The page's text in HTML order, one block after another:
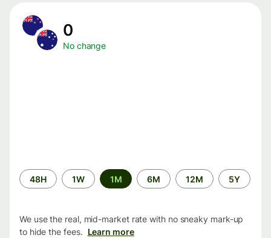
0
No change
Time
period
48H 1W 1M 6M 12M 5Y
We use the real, mid-market rate with no sneaky mark-up
to hide the fees. Learn more